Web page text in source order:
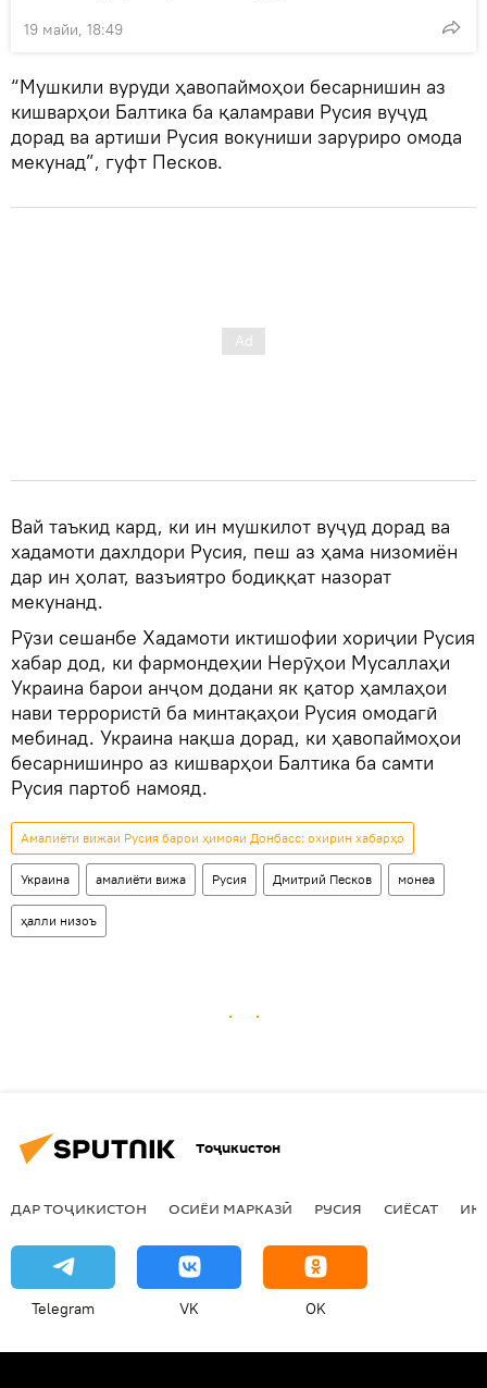
19 майи, 18:49
“Мушкили вуруди ҳавопаймоҳои бесарнишин аз
кишварҳои Балтика ба қаламрави Русия вуҷуд
дорад ва артиши Русия вокуниши заруриро омода
мекунад”, гуфт Песков.
Вай таъкид кард, ки ин мушкилот вуҷуд дорад ва
хадамоти дахлдори Русия, пеш аз ҳама низомиён
дар ин ҳолат, вазъиятро бодиққат назорат
мекунанд.
Рӯзи сешанбе Хадамоти иктишофии хориҷии Русия
хабар дод, ки фармондеҳии Нерӯҳои Мусаллаҳи
Украина барои анҷом додани як қатор ҳамлаҳои
нави террористӣ ба минтақаҳои Русия омодагӣ
мебинад. Украина нақша дорад, ки ҳавопаймоҳои
бесарнишинро аз кишварҳои Балтика ба самти
Русия партоб намояд.
Амалиёти вижаи Русия барои ҳимояи Донбасс: охирин хабарҳо
Украина амалиёти вижа Русия Дмитрий Песков монеа
ҳалли низоъ
Тоҷикистон
ДАР ТОҶИКИСТОН ОСИЁИ МАРКАЗӢ РУСИЯ СИЁСАТ
Telegram VK OK